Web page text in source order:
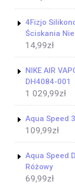
4Fizjo
Ściskania
14,99zł
NIKE AIR
DH4084-001
1 029,99zł
Aqua Speed
109,99zł
Aqua Speed
Różowy
69,99zł